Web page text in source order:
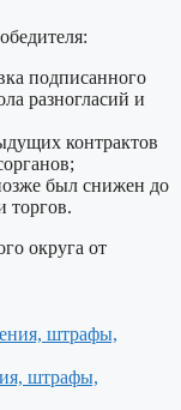
подписанного
разногласий и
контрактов
был снижен до
торгов.
округа от
штрафы,